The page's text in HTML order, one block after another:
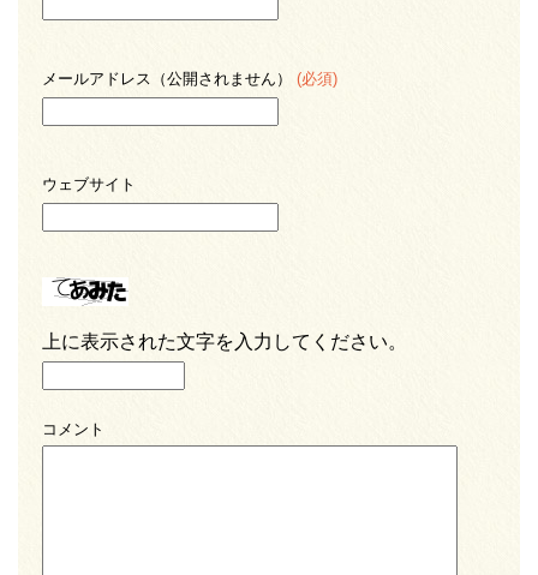
メールアドレス（公開されません） (必須)
ウェブサイト
上に表示された文字を入力してください。
コメント